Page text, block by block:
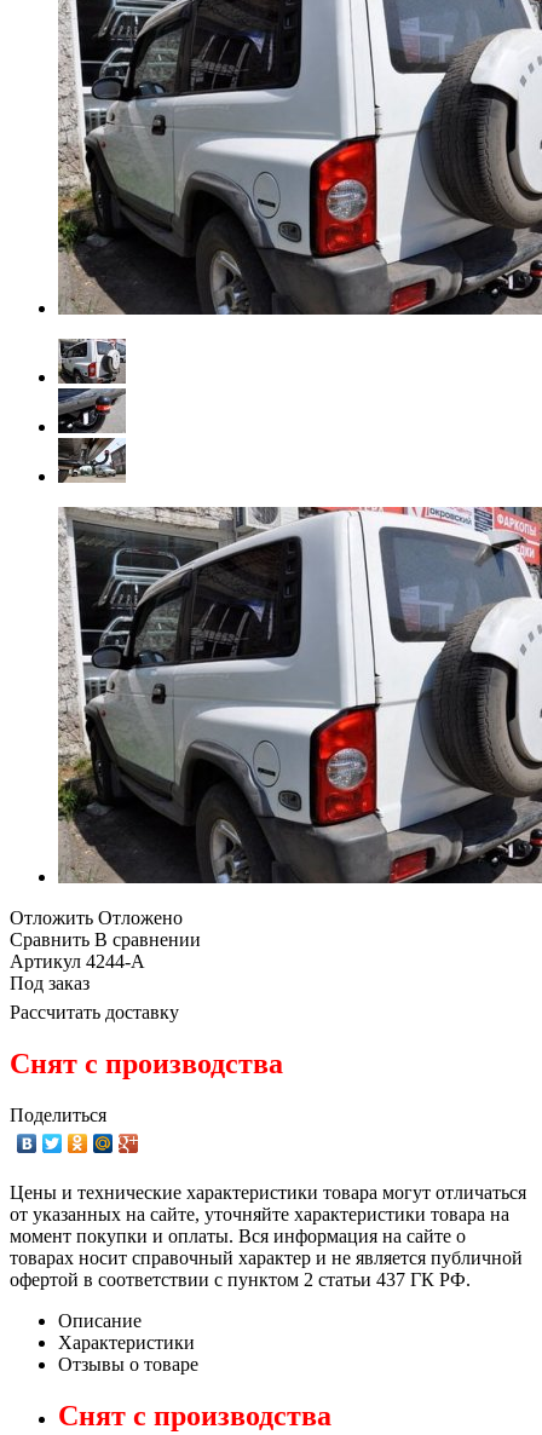
Отложить Отложено
Сравнить В сравнении
Артикул 4244-A
Под заказ
Рассчитать доставку
Снят с производства
Поделиться
Цены и технические характеристики товара могут отличаться
от указанных на сайте, уточняйте характеристики товара на
момент покупки и оплаты. Вся информация на сайте о
товарах носит справочный характер и не является публичной
офертой в соответствии с пунктом 2 статьи 437 ГК РФ.
Описание
Характеристики
Отзывы о товаре
Снят с производства